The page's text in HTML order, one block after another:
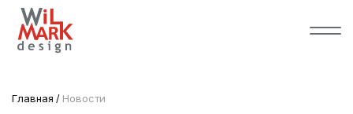
Главная Новости